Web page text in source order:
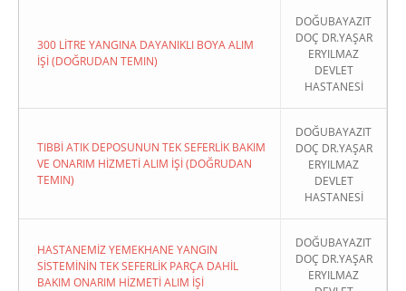
300 LİTRE YANGINA DAYANIKLI BOYA ALIM
İŞİ (DOĞRUDAN TEMIN)
DOĞUBAYAZIT
DOÇ DR.YAŞAR
ERYILMAZ
DEVLET
HASTANESİ
TIBBİ ATIK DEPOSUNUN TEK SEFERLİK BAKIM
VE ONARIM HİZMETİ ALIM İŞİ (DOĞRUDAN
TEMIN)
DOĞUBAYAZIT
DOÇ DR.YAŞAR
ERYILMAZ
DEVLET
HASTANESİ
HASTANEMİZ YEMEKHANE YANGIN
SİSTEMİNİN TEK SEFERLİK PARÇA DAHİL
BAKIM ONARIM HİZMETİ ALIM İŞİ
DOĞUBAYAZIT
DOÇ DR.YAŞAR
ERYILMAZ